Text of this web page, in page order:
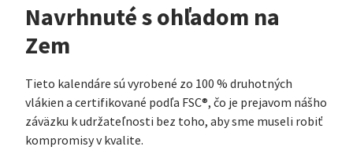
Navrhnuté s ohľadom na
Zem
Tieto kalendáre sú vyrobené zo 100 % druhotných
vlákien a certifikované podľa FSC®, čo je prejavom nášho
záväzku k udržateľnosti bez toho, aby sme museli robiť
kompromisy v kvalite.